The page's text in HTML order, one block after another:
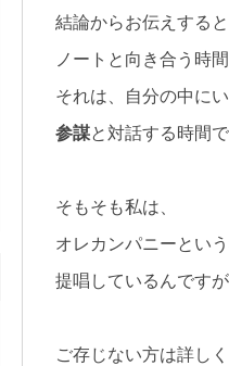
結論からお伝えすると
ノートと向き合う時間
それは、自分の中に
参謀と対話する時間で
そもそも私は、
オレカンパニーとい
提唱しているんですが
ご存じない方は詳しく